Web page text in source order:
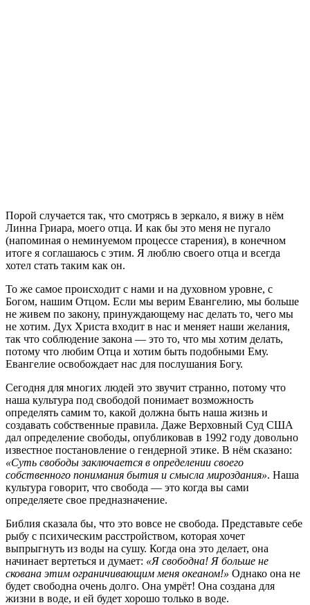
Порой случается так, что смотрясь в зеркало, я вижу в нём
Линна Гриара, моего отца. И как бы это меня не пугало
(напоминая о неминуемом процессе старения), в конечном
итоге я соглашаюсь с этим. Я люблю своего отца и всегда
хотел стать таким как он.
То же самое происходит с нами и на духовном уровне, с
Богом, нашим Отцом. Если мы верим Евангелию, мы больше
не живем по закону, принуждающему нас делать то, чего мы
не хотим. Дух Христа входит в нас и меняет наши желания,
так что соблюдение закона — это то, что мы хотим делать,
потому что любим Отца и хотим быть подобными Ему.
Евангелие освобождает нас для послушания Богу.
Сегодня для многих людей это звучит странно, потому что
наша культура под свободой понимает возможность
определять самим то, какой должна быть наша жизнь и
создавать собственные правила. Даже Верховный Суд США
дал определение свободы, опубликовав в 1992 году довольно
известное постановление о гендерной этике. В нём сказано:
«Суть свободы заключается в определении своего
собственного понимания бытия и смысла мироздания». Наша
культура говорит, что свобода — это когда вы сами
определяете свое предназначение.
Библия сказала бы, что это вовсе не свобода. Представьте себе
рыбу с психическим расстройством, которая хочет
выпрыгнуть из воды на сушу. Когда она это делает, она
начинает вертеться и думает: «Я свободна! Я больше не
скована этим ограничивающим меня океаном!» Однако она не
будет свободна очень долго. Она умрёт! Она создана для
жизни в воде, и ей будет хорошо только в воде.